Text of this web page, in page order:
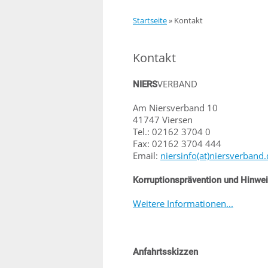
Startseite» Kontakt
Kontakt
NIERSVERBAND
Am Niersverband 10
41747 Viersen
Tel.: 02162 3704 0
Fax: 02162 3704 444
Email:
Korruptionsprävention und
Weitere Informationen...
Anfahrtsskizzen